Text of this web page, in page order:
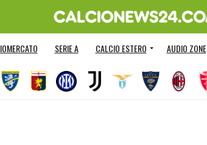
SERIE A CALCIO ESTERO AUDIO ZONE